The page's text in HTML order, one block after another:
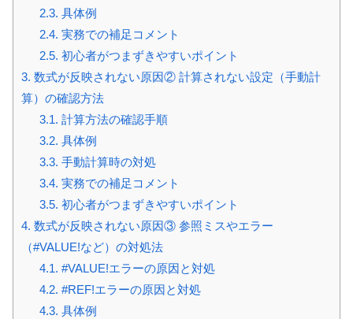
2.3. 具体例
2.4. 実務での補足コメント
2.5. 初心者がつまずきやすいポイント
3. 数式が反映されない原因② 計算されない設定（手動計
算）の確認方法
3.1. 計算方法の確認手順
3.2. 具体例
3.3. 手動計算時の対処
3.4. 実務での補足コメント
3.5. 初心者がつまずきやすいポイント
4. 数式が反映されない原因③ 参照ミスやエラー
（#VALUE!など）の対処法
4.1. #VALUE!エラーの原因と対処
4.2. #REF!エラーの原因と対処
4.3. 具体例